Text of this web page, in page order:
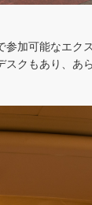
参加可能なエク
クもあり、 あ